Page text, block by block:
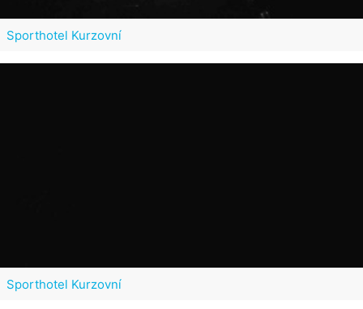
Sporthotel Kurzovní
Sporthotel Kurzovní